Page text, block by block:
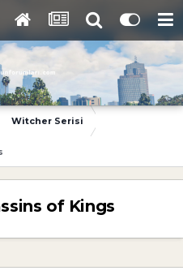
Witcher Serisi
of Kings